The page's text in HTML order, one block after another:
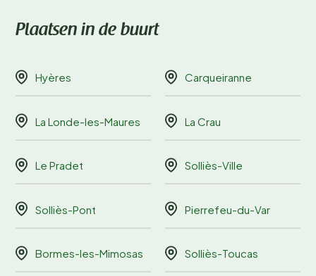
Plaatsen in de buurt
Hyères Carqueiranne
La Londe-les-Maures La Crau
Le Pradet Solliès-Ville
Solliès-Pont Pierrefeu-du-Var
Bormes-les-Mimosas Solliès-Toucas